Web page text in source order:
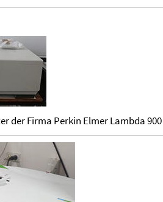
der Firma Perkin Elmer Lambda 900